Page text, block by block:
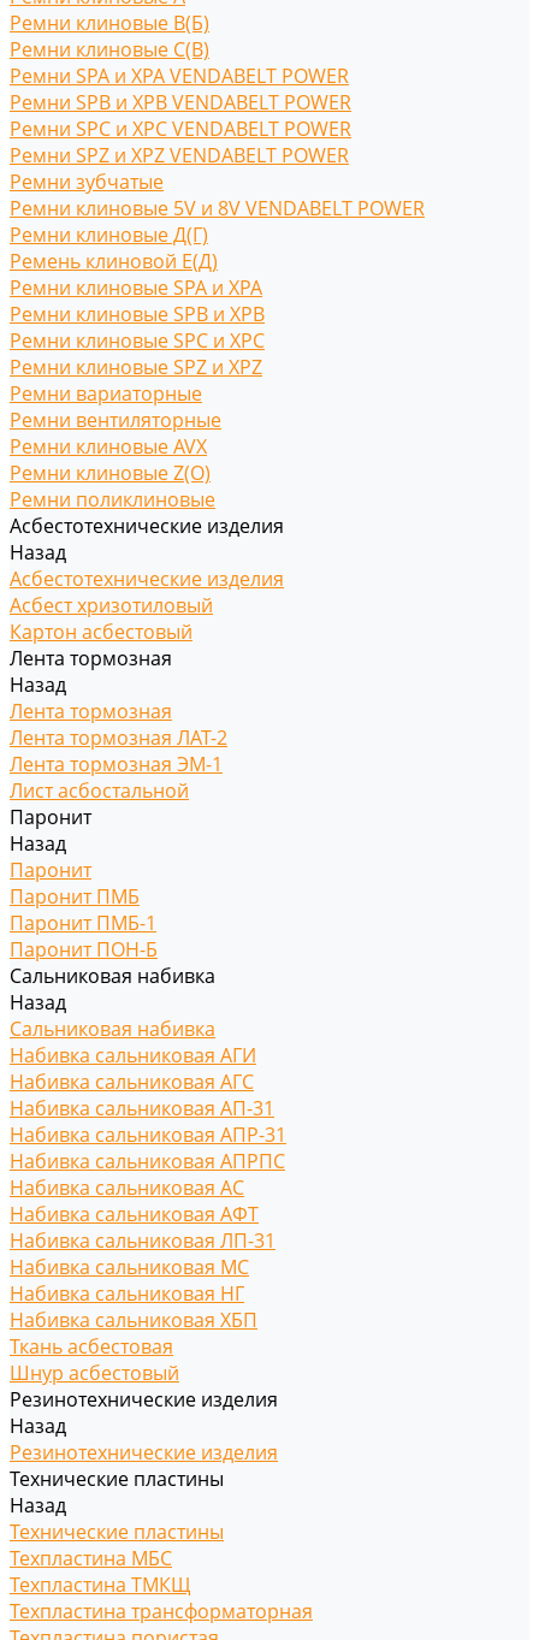
Ремни клиновые В(Б)
Ремни клиновые С(B)
Ремни SPA и XPA VENDABELT POWER
Ремни SPB и XPB VENDABELT POWER
Ремни SPC и XPC VENDABELT POWER
Ремни SPZ и XPZ VENDABELT POWER
Ремни зубчатые
Ремни клиновые 5V и 8V VENDABELT POWER
Ремни клиновые Д(Г)
Ремень клиновой Е(Д)
Ремни клиновые SPA и XPA
Ремни клиновые SPB и XPB
Ремни клиновые SPC и XPC
Ремни клиновые SPZ и XPZ
Ремни вариаторные
Ремни вентиляторные
Ремни клиновые AVX
Ремни клиновые Z(O)
Ремни поликлиновые
Асбестотехнические изделия
Назад
Асбестотехнические изделия
Асбест хризотиловый
Картон асбестовый
Лента тормозная
Назад
Лента тормозная
Лента тормозная ЛАТ-2
Лента тормозная ЭМ-1
Лист асбостальной
Паронит
Назад
Паронит
Паронит ПМБ
Паронит ПМБ-1
Паронит ПОН-Б
Сальниковая набивка
Назад
Сальниковая набивка
Набивка сальниковая АГИ
Набивка сальниковая АГС
Набивка сальниковая АП-31
Набивка сальниковая АПР-31
Набивка сальниковая АПРПС
Набивка сальниковая АС
Набивка сальниковая АФТ
Набивка сальниковая ЛП-31
Набивка сальниковая МС
Набивка сальниковая НГ
Набивка сальниковая ХБП
Ткань асбестовая
Шнур асбестовый
Резинотехнические изделия
Назад
Резинотехнические изделия
Технические пластины
Назад
Технические пластины
Техпластина МБС
Техпластина ТМКЩ
Техпластина трансформаторная